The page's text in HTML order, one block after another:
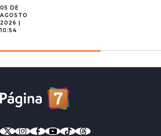
05 DE
AGOSTO
2026 |
10:54